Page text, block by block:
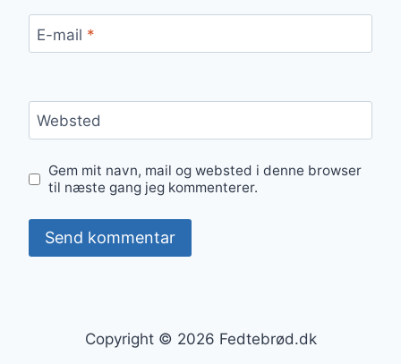
E-mail *
Websted
Gem mit navn, mail og websted i denne browser
til næste gang jeg kommenterer.
Copyright © 2026 Fedtebrød.dk